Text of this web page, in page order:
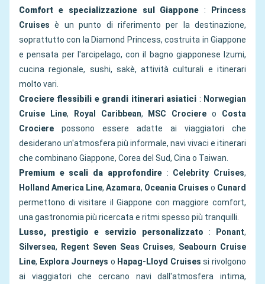
Comfort e specializzazione sul Giappone :
Princess
Cruises è un punto di riferimento per la destinazione,
soprattutto con la Diamond Princess, costruita in Giappone
e pensata per l'arcipelago, con il bagno giapponese Izumi,
cucina regionale, sushi, sakè, attività culturali e itinerari
molto vari.
Crociere flessibili e grandi itinerari asiatici : Norwegian
Cruise Line, Royal Caribbean, MSC Crociere o Costa
Crociere possono essere adatte ai viaggiatori che
desiderano un'atmosfera più informale, navi vivaci e itinerari
che combinano Giappone, Corea del Sud, Cina o Taiwan.
Premium e scali da approfondire: Celebrity Cruises,
Holland America Line, Azamara, Oceania Cruises o Cunard
permettono di visitare il Giappone con maggiore comfort,
una gastronomia più ricercata e ritmi spesso più tranquilli.
Lusso, prestigio e servizio personalizzato : Ponant,
Silversea, Regent Seven Seas Cruises, Seabourn Cruise
Line, Explora Journeys o Hapag-Lloyd Cruises si rivolgono
ai viaggiatori che cercano navi dall'atmosfera intima,